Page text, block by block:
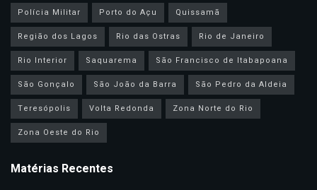
Polícia Militar
Porto do Açu
Quissamã
Região dos Lagos
Rio das Ostras
Rio de Janeiro
Rio Interior
Saquarema
São Francisco de Itabapoana
São Gonçalo
São João da Barra
São Pedro da Aldeia
Teresópolis
Volta Redonda
Zona Norte do Rio
Zona Oeste do Rio
Matérias Recentes